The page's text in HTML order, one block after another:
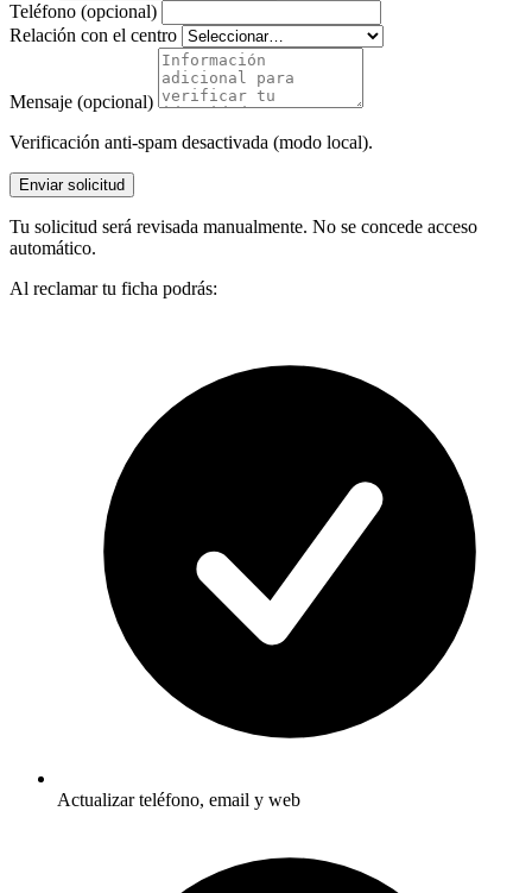
Teléfono (opcional)
Relación con el centro
Mensaje (opcional)
Verificación anti-spam desactivada (modo local).
Enviar solicitud
Tu solicitud será revisada manualmente. No se concede acceso
automático.
Al reclamar tu ficha podrás:
Actualizar teléfono, email y web